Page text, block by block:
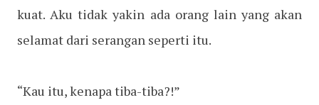
kuat. Aku tidak yakin ada orang lain yang akan
selamat dari serangan seperti itu.
“Kau itu, kenapa tiba-tiba?!”